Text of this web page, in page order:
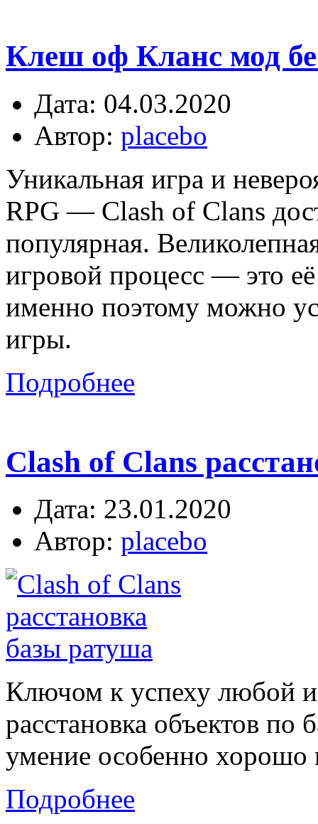
Клеш оф Кланс мод
Дата: 04.03.2020
Автор: placebo
Уникальная игра и
RPG — Clash of Clans
популярная.
игровой процесс — это
именно поэтому можно
игры.
Подробнее
Clash of Clans
Дата: 23.01.2020
Автор: placebo
Ключом к успеху любой
расстановка объектов по
умение особенно хорошо
Подробнее